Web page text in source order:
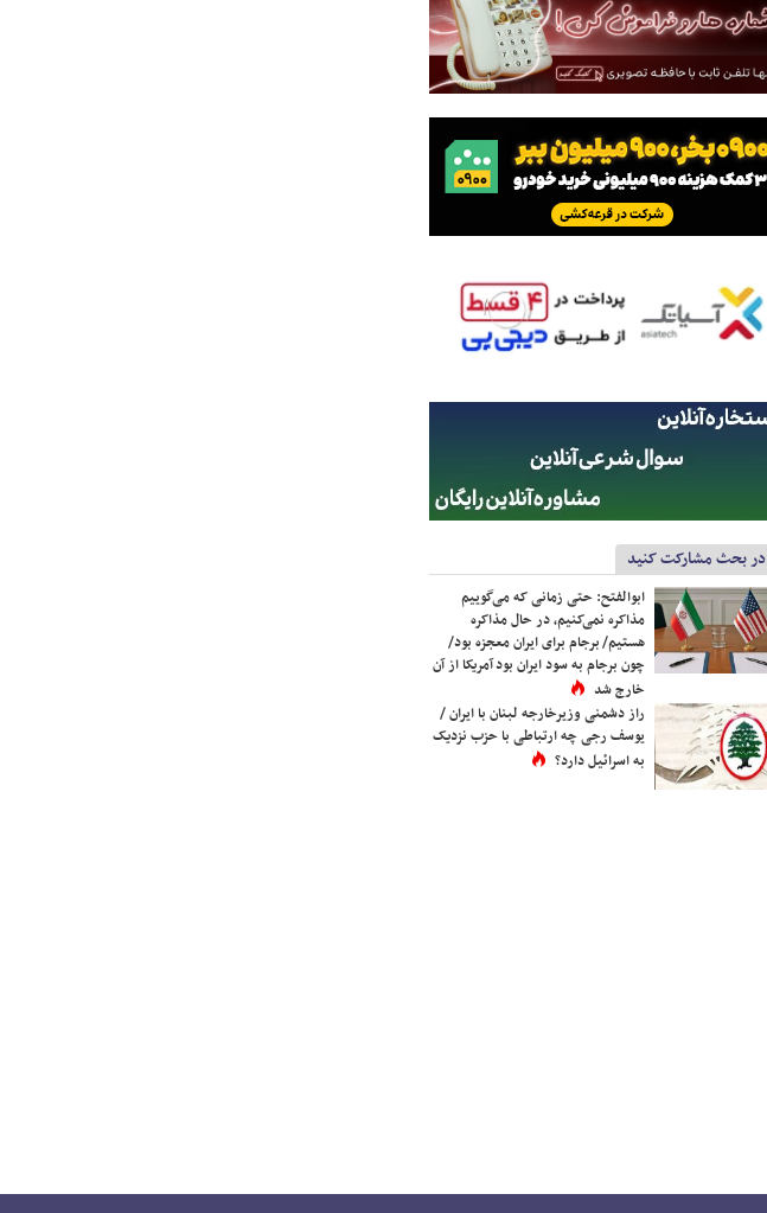
در بحث مشارکت کنید
ابوالفتح: حتی زمانی که می‌گوییم
مذاکره نمی‌کنیم، در حال مذاکره
هستیم/ برجام برای ایران معجزه بود/
چون برجام به سود ایران بود آمریکا از آن
خارج شد
راز دشمنی وزیرخارجه لبنان با ایران /
یوسف رجی چه ارتباطی با حزب نزدیک
به اسرائیل دارد؟